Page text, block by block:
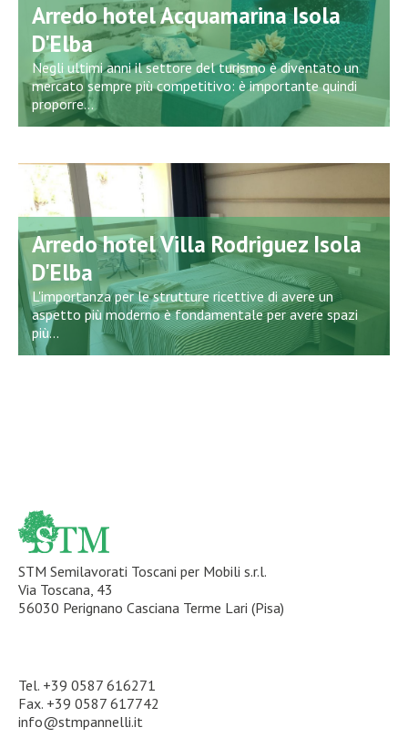
Arredo hotel Acquamarina Isola
D'Elba
Negli ultimi anni il settore del turismo è diventato un
mercato sempre più competitivo: è importante quindi
proporre...
Arredo hotel Villa Rodriguez Isola
D'Elba
L'importanza per le strutture ricettive di avere un
aspetto più moderno è fondamentale per avere spazi
più...
STM Semilavorati Toscani per Mobili s.r.l.
Via Toscana, 43
56030 Perignano Casciana Terme Lari (Pisa)
Tel. +39 0587 616271
Fax. +39 0587 617742
info@stmpannelli.it